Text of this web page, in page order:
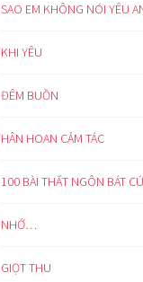
SAO EM KHÔNG NÓI YÊU
KHI YÊU
ĐÊM BUỒN
HÂN HOAN CẢM TÁC
100 BÀI THẤT NGÔN BÁT CÚ
NHỚ…
GIỌT THU